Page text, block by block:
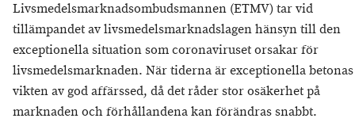
Livsmedelsmarknadsombudsmannen (ETMV) tar vid
tillämpandet av livsmedelsmarknadslagen hänsyn till den
exceptionella situation som coronaviruset orsakar för
livsmedelsmarknaden. När tiderna är exceptionella betonas
vikten av god affärssed, då det råder stor osäkerhet på
marknaden och förhållandena kan förändras snabbt.